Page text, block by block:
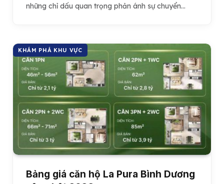
những chỉ dấu quan trọng phản ánh sự chuyển…
KHÁM PHÁ KHU VỰC
Bảng giá căn hộ La Pura Bình Dương